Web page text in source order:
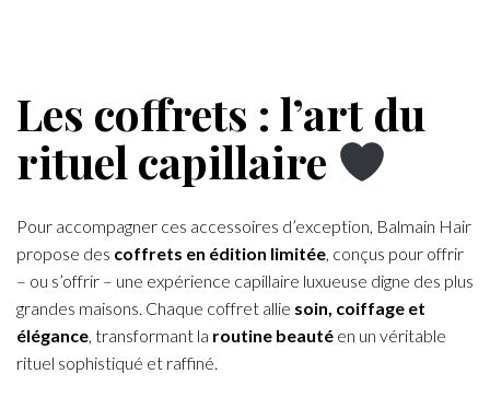
Les coffrets : l’art du
rituel capillaire
Pour accompagner ces accessoires d’exception, Balmain Hair
propose des coffrets en édition limitée, conçus pour offrir
– ou s’offrir – une expérience capillaire luxueuse digne des plus
grandes maisons. Chaque coffret allie soin, coiffage et
élégance, transformant la routine beauté en un véritable
rituel sophistiqué et raffiné.